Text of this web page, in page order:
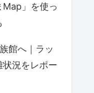
Map」を使っ
館へ｜ラッ
状況をレポー